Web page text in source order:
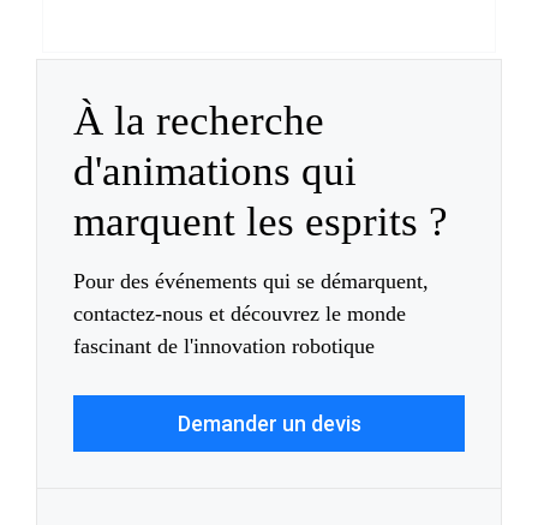
À la recherche
d'animations qui
marquent les esprits ?
Pour des événements qui se démarquent,
contactez-nous et découvrez le monde
fascinant de l'innovation robotique
Demander un devis